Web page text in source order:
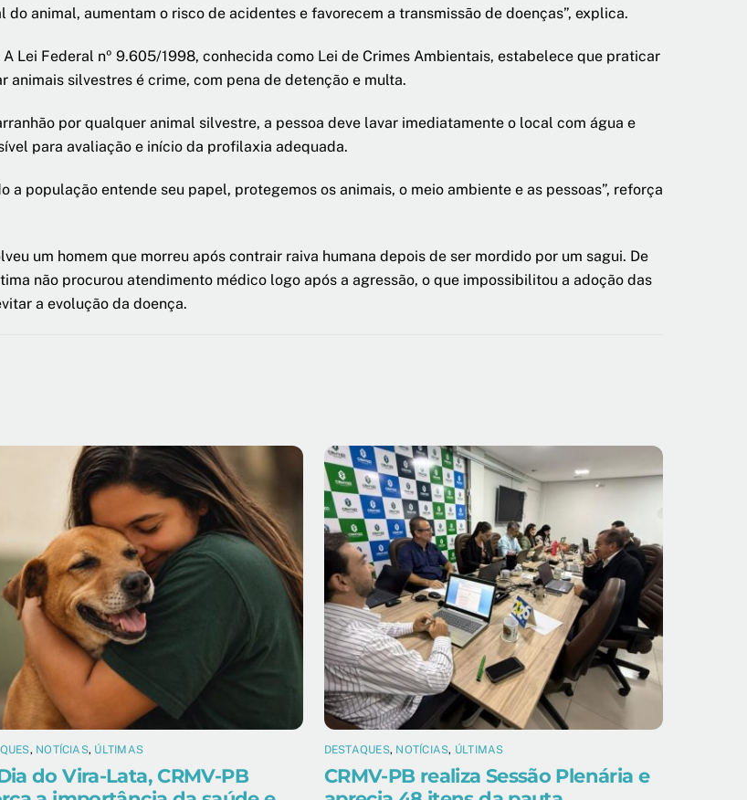
animal, aumentam o risco de acidentes e favorecem a transmissão de doenças”, explica.
Lei Federal nº 9.605/1998, conhecida como Lei de Crimes Ambientais, estabelece que praticar
silvestres é crime, com pena de detenção e multa.
por qualquer animal silvestre, a pessoa deve lavar imediatamente o local com água e
para avaliação e início da profilaxia adequada.
a população entende seu papel, protegemos os animais, o meio ambiente e as pessoas”, reforça
um homem que morreu após contrair raiva humana depois de ser mordido por um sagui. De
não procurou atendimento médico logo após a agressão, o que impossibilitou a adoção das
a evolução da doença.
, NOTÍCIAS, ÚLTIMAS
do Vira-Lata, CRMV-PB
DESTAQUES, NOTÍCIAS, ÚLTIMAS
CRMV-PB realiza Sessão Plenária e